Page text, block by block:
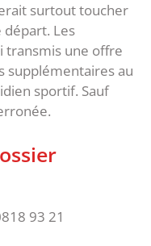
surtout toucher
départ. Les
transmis une offre
supplémentaires au
sportif. Sauf